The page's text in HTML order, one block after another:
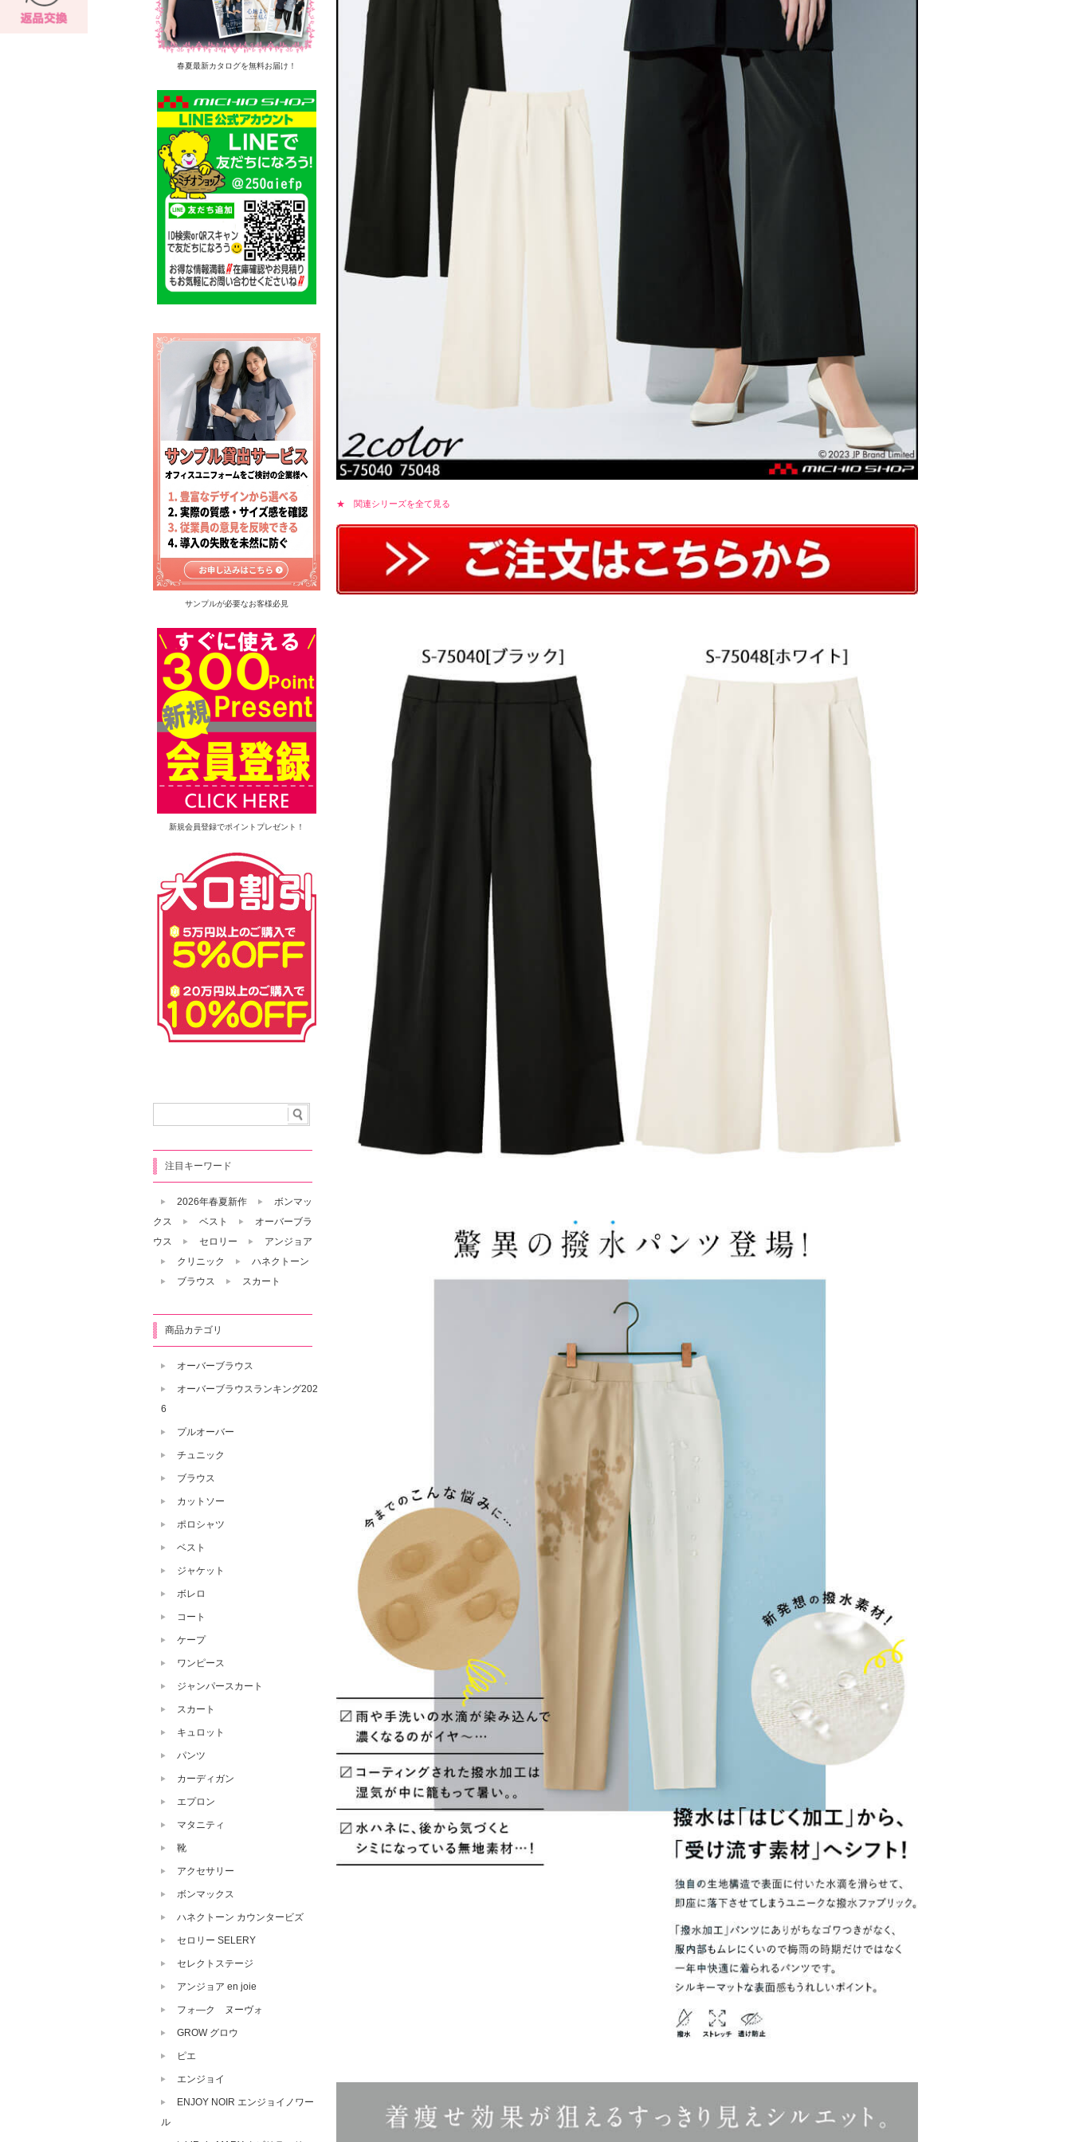
★ 関連シリーズを全て見る
春夏最新カタログを無料お届け！
サンプルが必要なお客様必見
新規会員登録でポイントプレゼント！
注目キーワード
2026年春夏新作
ボンマッ
クス
ベスト
オーバーブラ
ウス
セロリー
アンジョア
クリニック
ハネクトーン
ブラウス
スカート
商品カテゴリ
オーバーブラウス
オーバーブラウスランキング202
6
プルオーバー
チュニック
ブラウス
カットソー
ポロシャツ
ベスト
ジャケット
ボレロ
コート
ケープ
ワンピース
ジャンパースカート
スカート
キュロット
パンツ
カーディガン
エプロン
マタニティ
靴
アクセサリー
ボンマックス
ハネクトーン カウンタービズ
セロリー SELERY
セレクトステージ
アンジョア en joie
フォ―ク ヌーヴォ
GROW グロウ
ピエ
エンジョイ
ENJOY NOIR エンジョイノワー
ル